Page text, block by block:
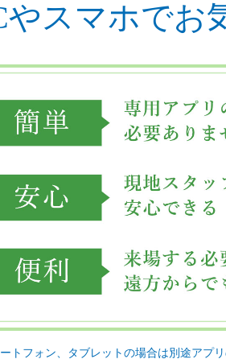
やスマホでお
トフォン、タブレットの場合は別途アプ